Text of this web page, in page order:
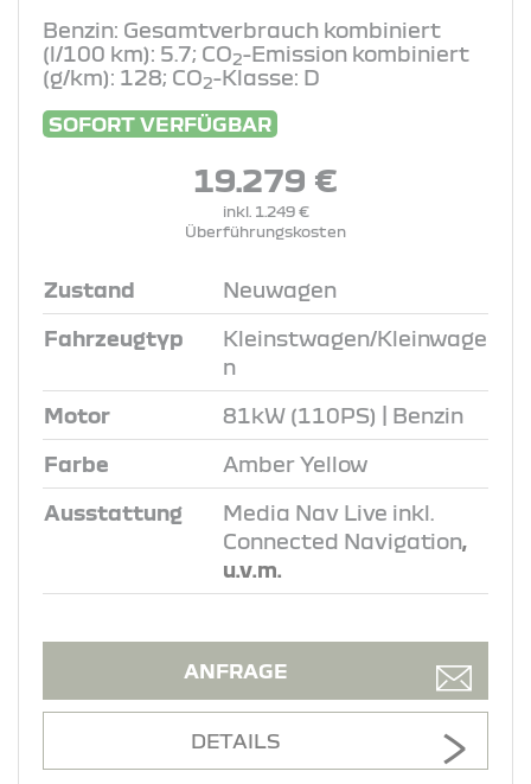
Benzin: Gesamtverbrauch kombiniert
(l/100 km): 5.7; CO2-Emission kombiniert
(g/km): 128; CO2-Klasse: D
SOFORT VERFÜGBAR
19.279 €
inkl. 1.249 €
Überführungskosten
Zustand Neuwagen
Fahrzeugtyp
Kleinstwagen/Kleinwage
n
Motor 81kW (110PS) | Benzin
Farbe Amber Yellow
Ausstattung
Media Nav Live inkl.
Connected Navigation,
u.v.m.
ANFRAGE
DETAILS